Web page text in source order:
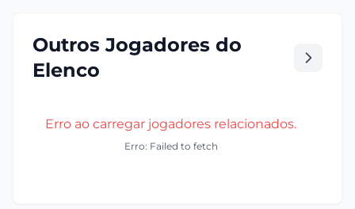
Outros Jogadores do
Elenco
Erro ao carregar jogadores relacionados.
Erro: Failed to fetch